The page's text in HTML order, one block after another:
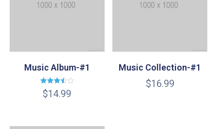
Music Album-#1
Valorado
en
$14.99
Music Collection-#1
$16.99